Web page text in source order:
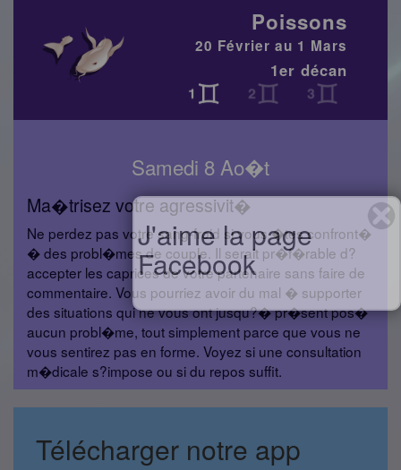
Poissons
20 Février au 1 Mars
1er décan
Samedi 8 Ao�t
Ma�trisez votre agressivit�
Ne perdez pas votre sang-froid si vous �tes confront�
� des probl�mes de couple. Il serait pr�f�rable d?
accepter les caprices de votre partenaire sans faire de
commentaire. Vous pourriez avoir du mal � supporter
des situations qui ne vous ont jusqu?� pr�sent pos�
aucun probl�me, tout simplement parce que vous ne
vous sentirez pas en forme. Voyez si une consultation
m�dicale s?impose ou si du repos suffit.
Télécharger notre app
J'aime la page
Facebook